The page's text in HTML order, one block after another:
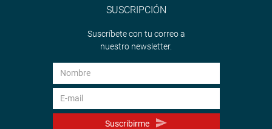
SUSCRIPCIÓN
Suscríbete con tu correo a
nuestro newsletter.
Suscribirme